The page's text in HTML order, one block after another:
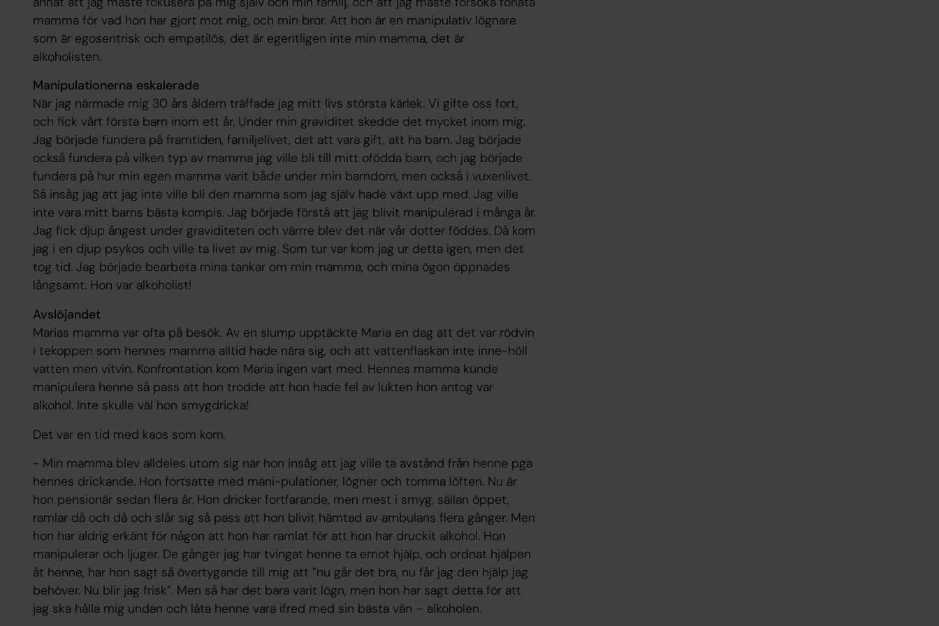
mamma för vad hon har gjort mot mig, och min bror. Att hon är en manipulativ lögnare
som är egosentrisk och empatilös, det är egentligen inte min mamma, det är
alkoholisten.
Manipulationerna eskalerade
När jag närmade mig 30 års åldern träffade jag mitt livs största kärlek. Vi gifte oss fort,
och fick vårt första barn inom ett år. Under min graviditet skedde det mycket inom mig.
Jag började fundera på framtiden, familjelivet, det att vara gift, att ha barn. Jag började
också fundera på vilken typ av mamma jag ville bli till mitt ofödda barn, och jag började
fundera på hur min egen mamma varit både under min barndom, men också i vuxenlivet.
Så insåg jag att jag inte ville bli den mamma som jag själv hade växt upp med. Jag ville
inte vara mitt barns bästa kompis. Jag började förstå att jag blivit manipulerad i många år.
Jag fick djup ångest under graviditeten och värrre blev det när vår dotter föddes. Då kom
jag i en djup psykos och ville ta livet av mig. Som tur var kom jag ur detta igen, men det
tog tid. Jag började bearbeta mina tankar om min mamma, och mina ögon öppnades
långsamt. Hon var alkoholist!
Avslöjandet
Marias mamma var ofta på besök. Av en slump upptäckte Maria en dag att det var rödvin
i tekoppen som hennes mamma alltid hade nära sig, och att vattenflaskan inte inne-höll
vatten men vitvin. Konfrontation kom Maria ingen vart med. Hennes mamma kunde
manipulera henne så pass att hon trodde att hon hade fel av lukten hon antog var
alkohol. Inte skulle väl hon smygdricka!
Det var en tid med kaos som kom.
- Min mamma blev alldeles utom sig när hon insåg att jag ville ta avstånd från henne pga
hennes drickande. Hon fortsatte med mani-pulationer, lögner och tomma löften. Nu är
hon pensionär sedan flera år. Hon dricker fortfarande, men mest i smyg, sällan öppet,
ramlar då och då och slår sig så pass att hon blivit hämtad av ambulans flera gånger. Men
hon har aldrig erkänt för någon att hon har ramlat för att hon har druckit alkohol. Hon
manipulerar och ljuger. De gånger jag har tvingat henne ta emot hjälp, och ordnat hjälpen
åt henne, har hon sagt så övertygande till mig att ”nu går det bra, nu får jag den hjälp jag
behöver. Nu blir jag frisk”. Men så har det bara varit lögn, men hon har sagt detta för att
jag ska hålla mig undan och låta henne vara ifred med sin bästa vän – alkoholen.